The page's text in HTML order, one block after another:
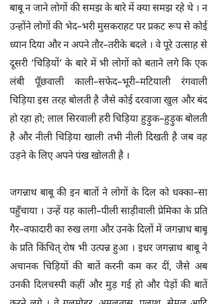
बाबू न जाने लोगों की समझ के बारे में क्या समझ रहे थे । न
उन्होंने लोगों की भेद–भरी मुसकराहट पर प्रकट रूप से कोई
ध्यान दिया और न अपने तौर–तरीके बदले । वे पूरे उत्साह से
दूसरी ‘चिड़ियों’ के बारे में भी लोगों को बताने लगे कि एक
लंबी पूँछवाली काली–सफेद–भूरी–मटियाली रंगवाली
चिड़िया इस तरह बोलती है जैसे कोई दरवाजा खुल और बंद
हो रहा हो; लाल सिरवाली हरी चिड़िया हुड़ुक–हुड़ुक बोलती
है और नीली चिड़िया खाली तभी नीली दिखती है जब वह
उड़ने के लिए अपने पंख खोलती है ।
जगन्नाथ बाबू की इन बातों ने लोगों के दिल को धक्का–सा
पहुँचाया । उन्हें यह काली–पीली साड़ीवाली प्रेमिका के प्रति
गैर–वफादारी का रुख लगा और उनके दिलों में जगन्नाथ बाबू
के प्रति किंचित् रोष भी उत्पन्न हुआ । इधर जगन्नाथ बाबू ने
अचानक चिड़ियों की बातें करनी कम कर दीं, जैसे अब
उनकी दिलचस्पी कहीं और मुड़ गई हो और पेड़ों की बातें